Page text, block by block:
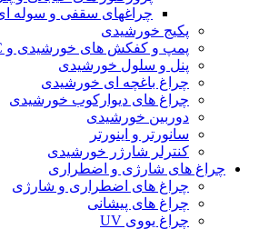
چراغهای سقفی و سوله
پکیج خورشیدی
پمپ و کفکش های خورشیدی و DC
پنل و سلول خورشیدی
چراغ باغچه ای خورشیدی
چراغ های دیوارکوب خورشیدی
دوربین خورشیدی
سانورتر و اینورتر
کنترلر شارژر خورشیدی
چراغ های شارژی و اضطراری
چراغ های اضطراری و شارژی
چراغ های پیشانی
چراغ یووی UV